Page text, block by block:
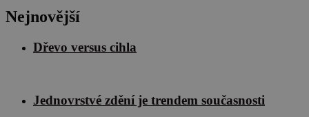
Nejnovější
Dřevo versus cihla
Jednovrstvé zdění je trendem současnosti